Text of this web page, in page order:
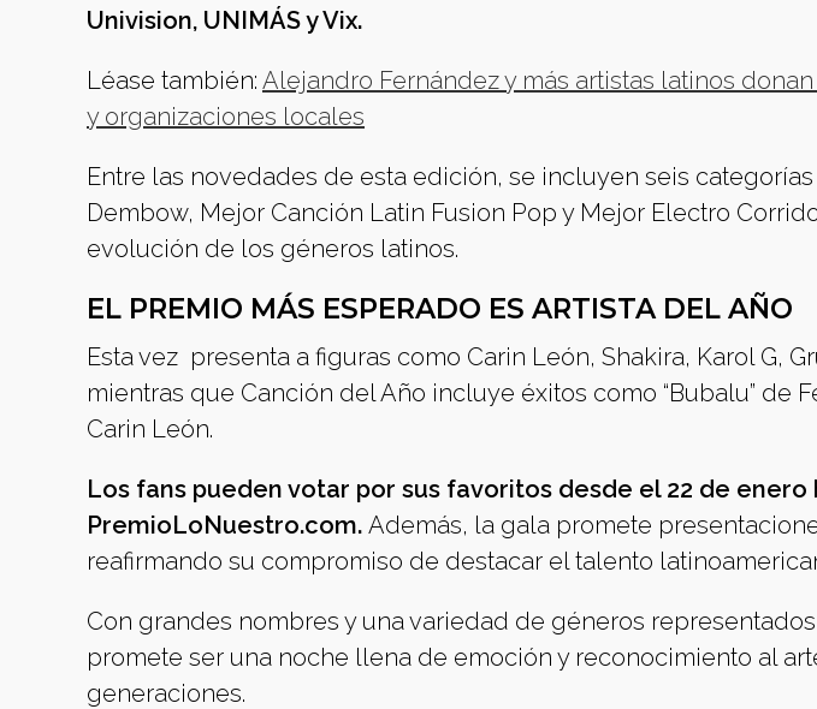
Univision, UNIMÁS y Vix.
Léase también: Alejandro Fernández y más artistas latinos
y organizaciones locales
Entre las novedades de esta edición, se incluyen seis
Dembow, Mejor Canción Latin Fusion Pop y Mejor Electro
evolución de los géneros latinos.
EL PREMIO MÁS ESPERADO ES ARTISTA DEL AÑO
Esta vez presenta a figuras como Carin León, Shakira, Karol G,
mientras que Canción del Año incluye éxitos como “Bubalu” de
Carin León.
Los fans pueden votar por sus favoritos desde el 22 de
PremioLoNuestro.com. Además, la gala promete
reafirmando su compromiso de destacar el talento
Con grandes nombres y una variedad de géneros
promete ser una noche llena de emoción y reconocimiento al
generaciones.